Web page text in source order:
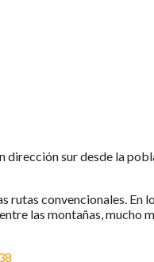
dirección sur desde la
rutas convencionales. En
las montañas,